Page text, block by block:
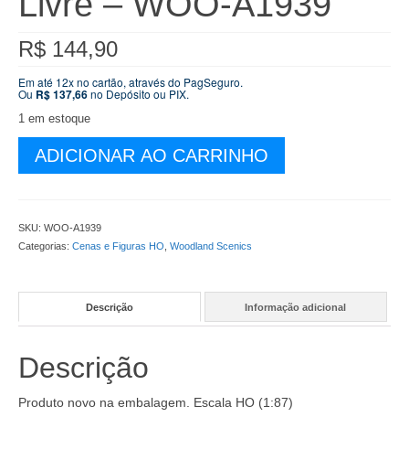
R$ 144,90
Em até 12x no cartão, através do PagSeguro.
Ou R$137,66no Depósito ou PIX.
1 em estoque
Cena
A1939
quantidade
ADICIONAR AO CARRINHO
SKU: WOO-A1939
Categorias: Cenas e Figuras HO Woodland Scenics
Descrição Informação adicional
Descrição
Produto novo na embalagem. Escala HO (1:87)